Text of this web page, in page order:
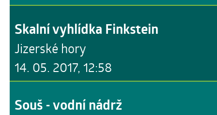
14. 05. 2017, 12:58
Skalní vyhlídka Finkstein
Jizerské hory
Souš - vodní nádrž